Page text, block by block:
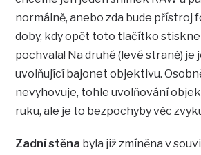
normálně, anebo zda bude přístroj
doby, kdy opět toto tlačítko
pochvala! Na druhé (levé straně)
uvolňující bajonet objektivu.
nevyhovuje, tohle uvolňování
ruku, ale je to bezpochyby věc
Zadní stěna byla již zmíněna v